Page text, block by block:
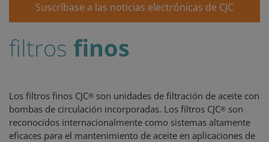
Suscríbase a las noticias electrónicas de CJC
filtros finos
Los filtros finos CJC® son unidades de filtración de aceite con
bombas de circulación incorporadas. Los filtros CJC® son
reconocidos internacionalmente como sistemas altamente
eficaces para el mantenimiento de aceite en aplicaciones de